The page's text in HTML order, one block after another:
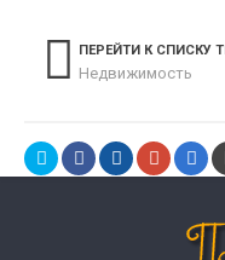
ПЕРЕЙТИ К СПИСКУ
Недвижимость